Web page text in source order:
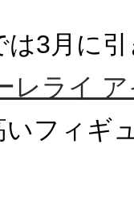
3月に
レライ
いフィギ